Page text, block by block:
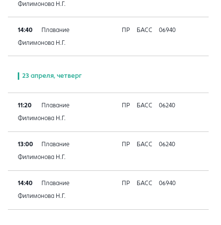
Филимонова Н.Г.
14:40 Плавание ПР БАСС 06940
Филимонова Н.Г.
23 апреля, четверг
11:20 Плавание ПР БАСС 06240
Филимонова Н.Г.
13:00 Плавание ПР БАСС 06240
Филимонова Н.Г.
14:40 Плавание ПР БАСС 06940
Филимонова Н.Г.